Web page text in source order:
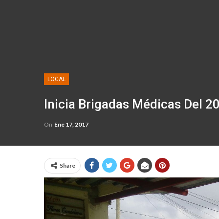
LOCAL
​Inicia Brigadas Médicas Del
On Ene 17, 2017
Share